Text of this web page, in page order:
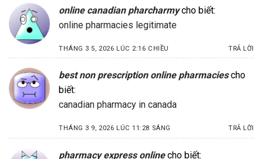
online canadian pharcharmy cho biết:
online pharmacies legitimate
THÁNG 3 5, 2026 LÚC 2:16 CHIỀU TRẢ LỜI
best non prescription online pharmacies cho
biết:
canadian pharmacy in canada
THÁNG 3 9, 2026 LÚC 11:28 SÁNG TRẢ LỜI
pharmacy express online cho biết: